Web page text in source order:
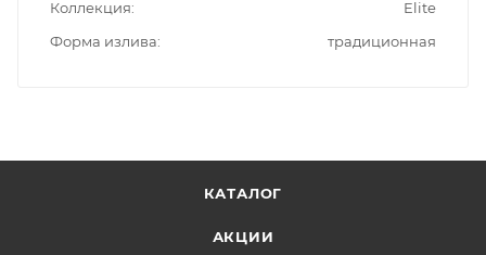
Коллекция
Elite
Форма излива
традиционная
КАТАЛОГ
АКЦИИ